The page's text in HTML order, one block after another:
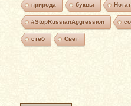
природа буквы
#StopRussianAggression
стёб Свет